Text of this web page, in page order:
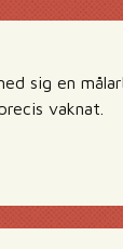
sig en
vaknat.